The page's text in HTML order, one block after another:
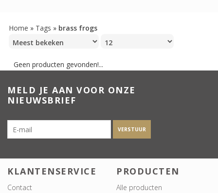
Home » Tags » brass frogs
Geen producten gevonden!...
MELD JE AAN VOOR ONZE
NIEUWSBRIEF
VERSTUUR
KLANTENSERVICE
Contact
PRODUCTEN
Alle producten